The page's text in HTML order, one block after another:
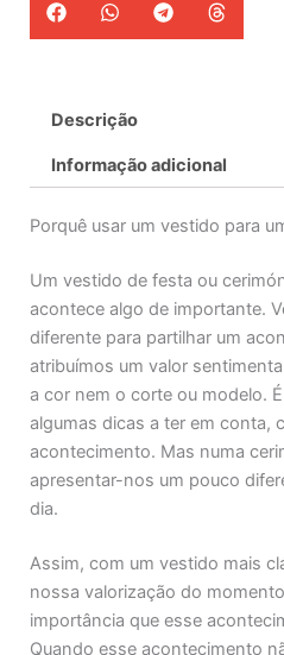
Descrição
Informação adicional
Porquê usar um vestido para
Um vestido de festa ou
acontece algo de importante.
diferente para partilhar um
atribuímos um valor
a cor nem o corte ou modelo.
algumas dicas a ter em conta,
acontecimento. Mas numa
apresentar-nos um pouco
dia.
Assim, com um vestido mais
nossa valorização do
importância que esse
Quando esse acontecimento